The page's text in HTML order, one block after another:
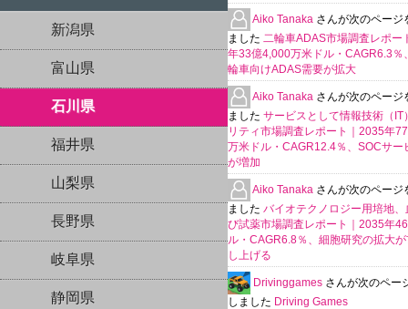
新潟県
富山県
石川県
福井県
山梨県
長野県
岐阜県
静岡県
Aiko Tanaka さんが次のページ
ました 二輪車ADAS市場調査レポー
年33億4,000万米ドル・CAGR6.3％
輪車向けADAS需要が拡大
Aiko Tanaka さんが次のページ
ました サービスとして情報技術（IT
リティ市場調査レポート｜2035年
万米ドル・CAGR12.4％、SOCサー
が増加
Aiko Tanaka さんが次のページ
ました バイオテクノロジー用培地、
び試薬市場調査レポート｜2035年
ル・CAGR6.8％、細胞研究の拡大
し上げる
Drivinggames さんが次のペー
しました Driving Games